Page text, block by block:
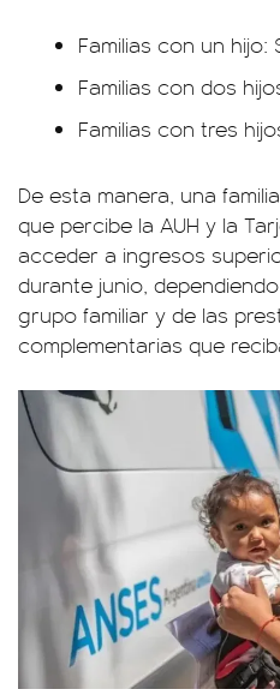
Familias con un hijo:
Familias con dos
Familias con tres
De esta manera, una
que percibe la AUH y la
acceder a ingresos
durante junio,
grupo familiar y de las
complementarias que